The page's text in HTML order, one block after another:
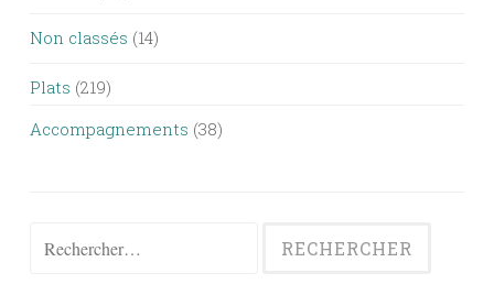
Non classés (14)
Plats (219)
Accompagnements (38)
Rechercher :